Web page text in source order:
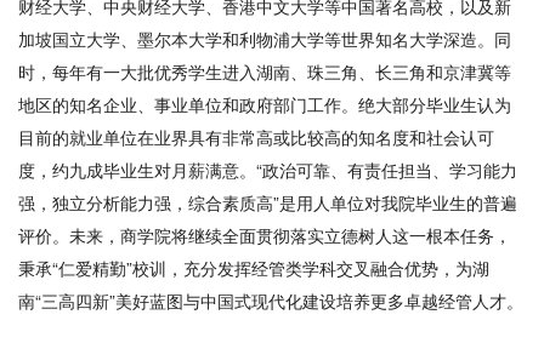
财经大学、中央财经大学、香港中文大学等中国著名高校，以及新
加坡国立大学、墨尔本大学和利物浦大学等世界知名大学深造。同
时，每年有一大批优秀学生进入湖南、珠三角、长三角和京津冀等
地区的知名企业、事业单位和政府部门工作。绝大部分毕业生认为
目前的就业单位在业界具有非常高或比较高的知名度和社会认可
度，约九成毕业生对月薪满意。“政治可靠、有责任担当、学习能力
强，独立分析能力强，综合素质高”是用人单位对我院毕业生的普遍
评价。未来，商学院将继续全面贯彻落实立德树人这一根本任务，
秉承“仁爱精勤”校训，充分发挥经管类学科交叉融合优势，为湖
南“三高四新”美好蓝图与中国式现代化建设培养更多卓越经管人才。